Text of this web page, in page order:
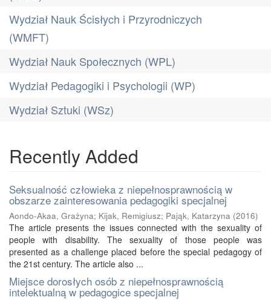
Wydział Nauk Ścisłych i Przyrodniczych
(WMFT)
Wydział Nauk Społecznych (WPL)
Wydział Pedagogiki i Psychologii (WP)
Wydział Sztuki (WSz)
Recently Added
Seksualność człowieka z niepełnosprawnością w
obszarze zainteresowania pedagogiki specjalnej
Aondo-Akaa, Grażyna; Kijak, Remigiusz; Pająk, Katarzyna (2016)
The article presents the issues connected with the sexuality of
people with disability. The sexuality of those people was
presented as a challenge placed before the special pedagogy of
the 21st century. The article also ...
Miejsce dorosłych osób z niepełnosprawnością
intelektualną w pedagogice specjalnej